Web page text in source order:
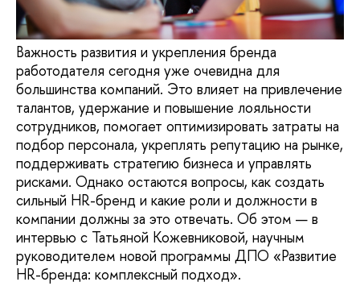
Важность развития и укрепления бренда
работодателя сегодня уже очевидна для
большинства компаний. Это влияет на привлечение
талантов, удержание и повышение лояльности
сотрудников, помогает оптимизировать затраты на
подбор персонала, укреплять репутацию на рынке,
поддерживать стратегию бизнеса и управлять
рисками. Однако остаются вопросы, как создать
сильный HR-бренд и какие роли и должности в
компании должны за это отвечать. Об этом — в
интервью с Татьяной Кожевниковой, научным
руководителем новой программы ДПО «Развитие
HR-бренда: комплексный подход».